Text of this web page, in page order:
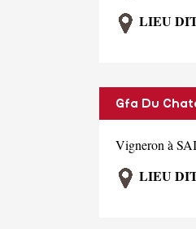
LIEU
Gfa Du
Vigneron à
LIEU